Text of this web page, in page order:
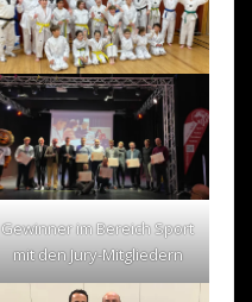
Gewinner im Bereich Sport
mit den Jury-Mitgliedern